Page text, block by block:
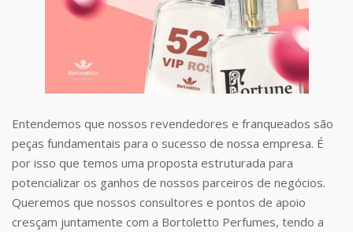
Entendemos que nossos revendedores e franqueados são
peças fundamentais para o sucesso de nossa empresa. É
por isso que temos uma proposta estruturada para
potencializar os ganhos de nossos parceiros de negócios.
Queremos que nossos consultores e pontos de apoio
cresçam juntamente com a Bortoletto Perfumes, tendo a